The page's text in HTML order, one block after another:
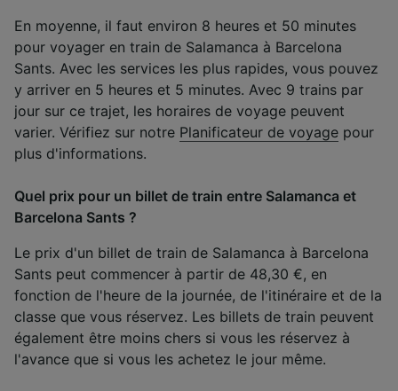
En moyenne, il faut environ 8 heures et 50 minutes
pour voyager en train de Salamanca à Barcelona
Sants. Avec les services les plus rapides, vous pouvez
y arriver en 5 heures et 5 minutes. Avec 9 trains par
jour sur ce trajet, les horaires de voyage peuvent
varier. Vérifiez sur notre Planificateur de voyage pour
plus d'informations.
Quel prix pour un billet de train entre Salamanca et
Barcelona Sants ?
Le prix d'un billet de train de Salamanca à Barcelona
Sants peut commencer à partir de 48,30 €, en
fonction de l'heure de la journée, de l'itinéraire et de la
classe que vous réservez. Les billets de train peuvent
également être moins chers si vous les réservez à
l'avance que si vous les achetez le jour même.